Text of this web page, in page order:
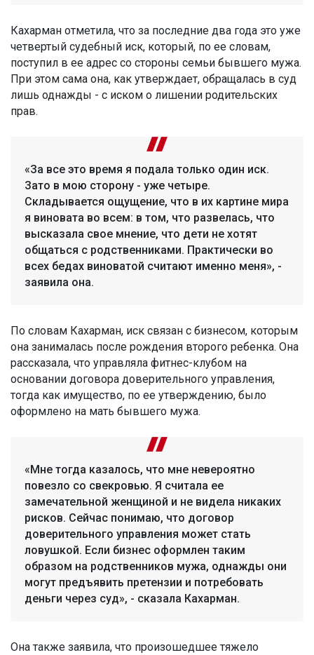
Кахарман отметила, что за последние два года это уже
четвертый судебный иск, который, по ее словам,
поступил в ее адрес со стороны семьи бывшего мужа.
При этом сама она, как утверждает, обращалась в суд
лишь однажды - с иском о лишении родительских
прав.
«За все это время я подала только один иск.
Зато в мою сторону - уже четыре.
Складывается ощущение, что в их картине мира
я виновата во всем: в том, что развелась, что
высказала свое мнение, что дети не хотят
общаться с родственниками. Практически во
всех бедах виноватой считают именно меня», -
заявила она.
По словам Кахарман, иск связан с бизнесом, которым
она занималась после рождения второго ребенка. Она
рассказала, что управляла фитнес-клубом на
основании договора доверительного управления,
тогда как имущество, по ее утверждению, было
оформлено на мать бывшего мужа.
«Мне тогда казалось, что мне невероятно
повезло со свекровью. Я считала ее
замечательной женщиной и не видела никаких
рисков. Сейчас понимаю, что договор
доверительного управления может стать
ловушкой. Если бизнес оформлен таким
образом на родственников мужа, однажды они
могут предъявить претензии и потребовать
деньги через суд», - сказала Кахарман.
Она также заявила, что произошедшее тяжело